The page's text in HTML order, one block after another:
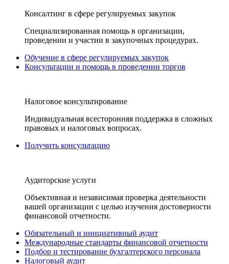
Консалтинг в сфере регулируемых закупок
Специализированная помощь в организации,
проведении и участии в закупочных процедурах.
Обучение в сфере регулируемых закупок
Консультации и помощь в проведении торгов
Налоговое консультирование
Индивидуальная всесторонняя поддержка в сложных
правовых и налоговых вопросах.
Получить консультацию
Аудиторские услуги
Объективная и независимая проверка деятельности
вашей организации с целью изучения достоверности
финансовой отчетности.
Обязательный и инициативный аудит
Международные стандарты финансовой отчетности
Подбор и тестирование бухгалтерского персонала
Налоговый аудит